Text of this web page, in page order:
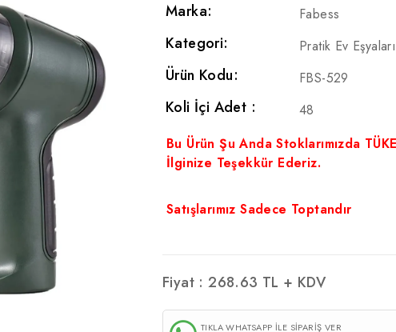
Marka: Fabess
Kategori: Pratik Ev Eşyaları
Ürün Kodu: FBS-529
Koli İçi Adet :
48
Bu Ürün Şu Anda Stoklarımızda
İlginize Teşekkür Ederiz.
Satışlarımız Sadece Toptandır
Fiyat :268.63 TL + KDV
TIKLA WHATSAPP İLE SİPARİŞ VER